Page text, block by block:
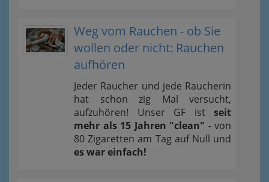
Weg vom Rauchen - ob Sie
wollen oder nicht: Rauchen
aufhören
Jeder Raucher und jede Raucherin
hat schon zig Mal versucht,
aufzuhören! Unser GF ist seit
mehr als 15 Jahren "clean" - von
80 Zigaretten am Tag auf Null und
es war einfach!